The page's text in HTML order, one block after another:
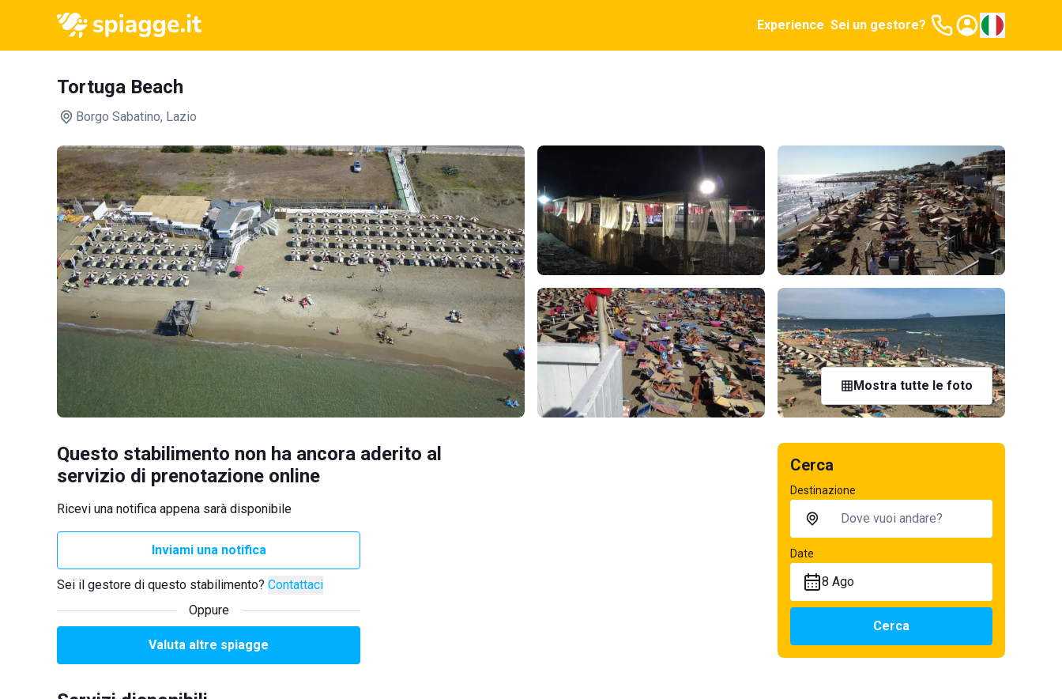
Experience Sei un gestore?
Tortuga Beach
Borgo Sabatino, Lazio
Mostra tutte le foto
Questo stabilimento non ha ancora aderito al
servizio di prenotazione online
Ricevi una notifica appena sarà disponibile
Inviami una notifica
Sei il gestore di questo stabilimento? Contattaci
Oppure
Valuta altre spiagge
Cerca
Destinazione
Date
8 Ago
Cerca